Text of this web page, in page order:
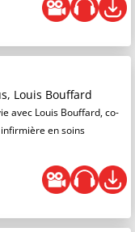
Louis Bouffard
avec Louis Bouffard, co-
en soins